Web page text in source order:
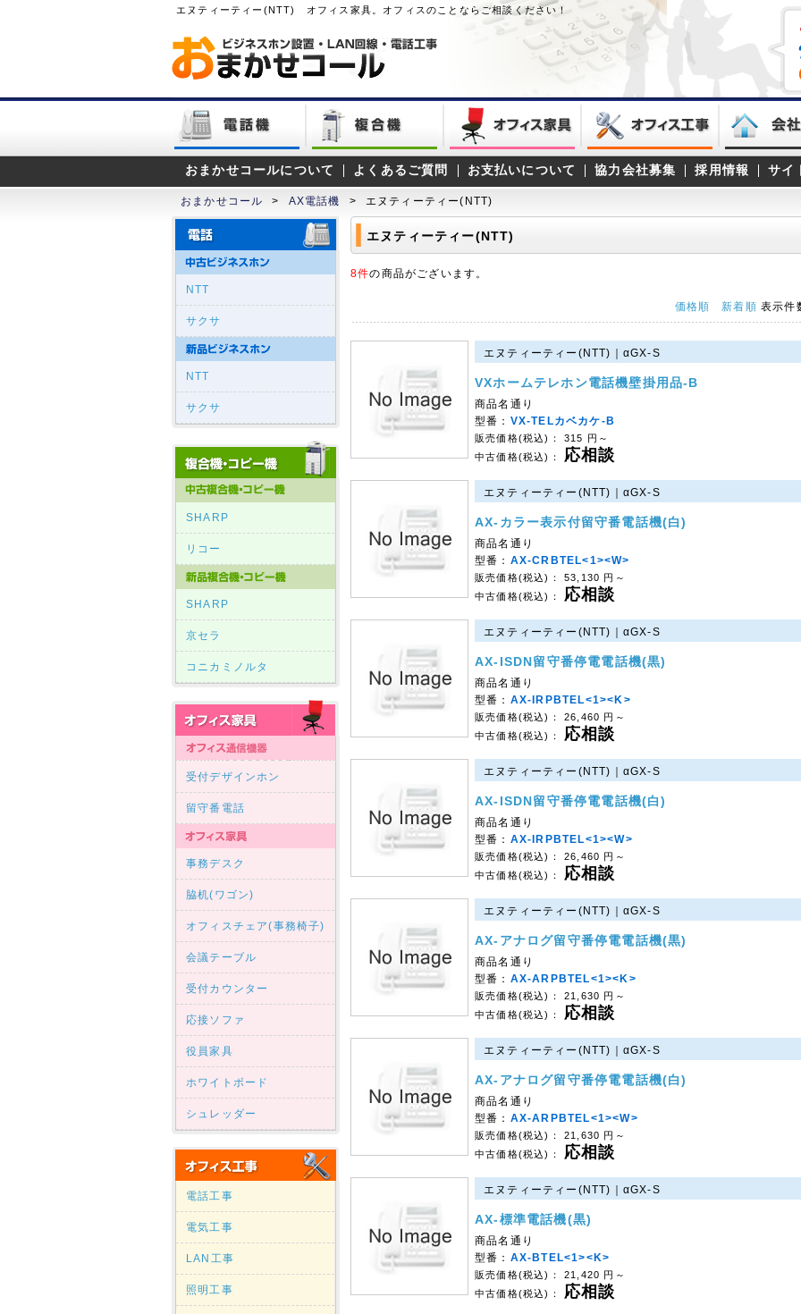
エヌティーティー(NTT) オフィス家具。オフィスのことならご相談ください！
おまかせコールについて よくあるご質問 お支払いについて 協力会社募集 採用情報 サイ
おまかせコール > AX電話機 > エヌティーティー(NTT)
NTT
サクサ
NTT
サクサ
SHARP
リコー
SHARP
京セラ
コニカミノルタ
受付デザインホン
留守番電話
事務デスク
脇机(ワゴン)
オフィスチェア(事務椅子)
会議テーブル
受付カウンター
応接ソファ
役員家具
ホワイトボード
シュレッダー
電話工事
電気工事
LAN工事
照明工事
エヌティーティー(NTT)
8件の商品がございます。
価格順 新着順 表示件
エヌティーティー(NTT)｜αGX-S
VXホームテレホン電話機壁掛用品-B
商品名通り
型番： VX-TELカベカケ-B
販売価格(税込)： 315 円～
中古価格(税込)：
応相談
エヌティーティー(NTT)｜αGX-S
AX-カラー表示付留守番電話機(白)
商品名通り
型番： AX-CRBTEL<1><W>
販売価格(税込)： 53,130 円～
中古価格(税込)：
応相談
エヌティーティー(NTT)｜αGX-S
AX-ISDN留守番停電電話機(黒)
商品名通り
型番： AX-IRPBTEL<1><K>
販売価格(税込)： 26,460 円～
中古価格(税込)：
応相談
エヌティーティー(NTT)｜αGX-S
AX-ISDN留守番停電電話機(白)
商品名通り
型番： AX-IRPBTEL<1><W>
販売価格(税込)： 26,460 円～
中古価格(税込)：
応相談
エヌティーティー(NTT)｜αGX-S
AX-アナログ留守番停電電話機(黒)
商品名通り
型番： AX-ARPBTEL<1><K>
販売価格(税込)： 21,630 円～
中古価格(税込)：
応相談
エヌティーティー(NTT)｜αGX-S
AX-アナログ留守番停電電話機(白)
商品名通り
型番： AX-ARPBTEL<1><W>
販売価格(税込)： 21,630 円～
中古価格(税込)：
応相談
エヌティーティー(NTT)｜αGX-S
AX-標準電話機(黒)
商品名通り
型番： AX-BTEL<1><K>
販売価格(税込)： 21,420 円～
中古価格(税込)：
応相談